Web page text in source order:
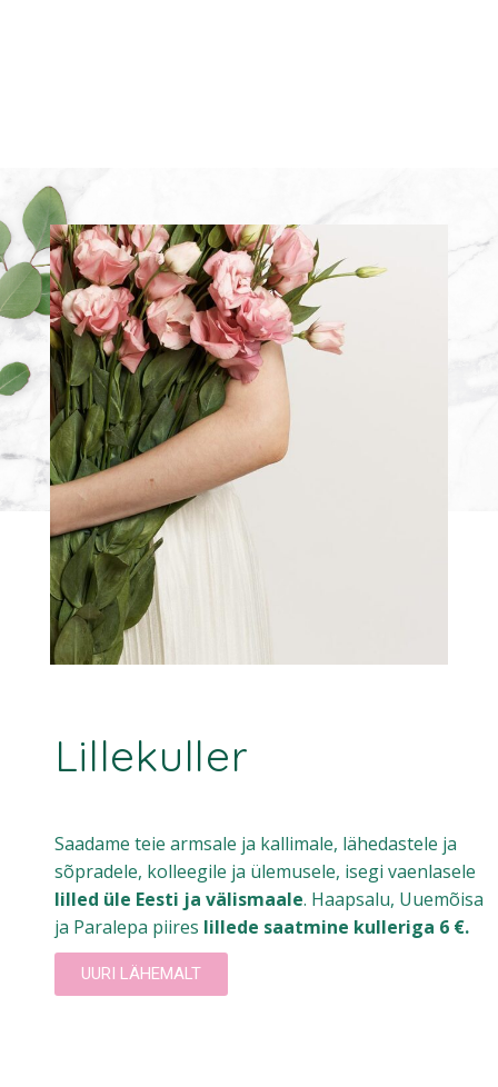
Lillekuller
Saadame teie armsale ja kallimale, lähedastele ja
sõpradele, kolleegile ja ülemusele, isegi vaenlasele
lilled üle Eesti ja välismaale. Haapsalu, Uuemõisa
ja Paralepa piires lillede saatmine kulleriga 6 €.
UURI LÄHEMALT